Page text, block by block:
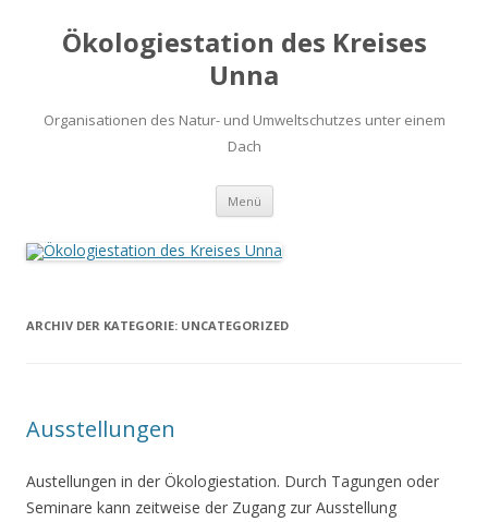
Ökologiestation des Kreises
Unna
Organisationen des Natur- und Umweltschutzes unter einem
Dach
Menü Zum
springen
ARCHIV DER KATEGORIE: UNCATEGORIZED
Ausstellungen
Austellungen in der Ökologiestation. Durch Tagungen oder
Seminare kann zeitweise der Zugang zur Ausstellung